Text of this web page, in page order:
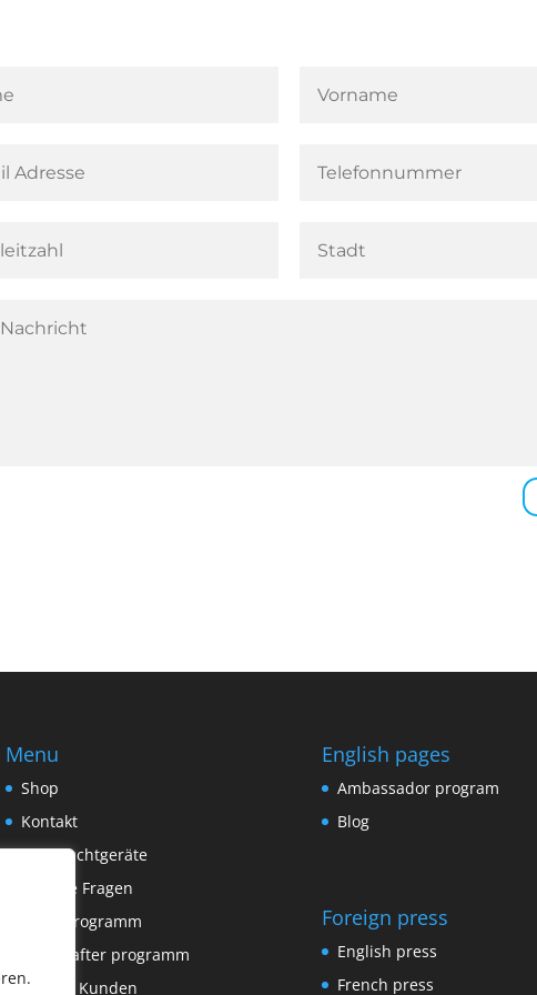
Menu
Shop
Kontakt
Gebrauchtgeräte
Häufige Fragen
Patenprogramm
Botschafter programm
Unsere Kunden
English pages
Ambassador program
Blog
Foreign press
English press
French press